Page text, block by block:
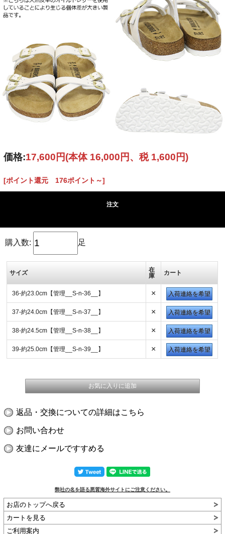
価格:17,600円(本体 16,000円、税 1,600円)
[ポイント還元 176ポイント～]
注文
購入数: 足
サイズ
在
庫
カート
36-約23.0cm【管理__S-n-36__】 × 入荷連絡を希望
37-約24.0cm【管理__S-n-37__】 × 入荷連絡を希望
38-約24.5cm【管理__S-n-38__】 × 入荷連絡を希望
39-約25.0cm【管理__S-n-39__】 × 入荷連絡を希望
返品・交換についての詳細はこちら
お問い合わせ
友達にメールですすめる
弊社の名を語る悪質海外サイトにご注意ください。
お店のトップへ戻る
カートを見る
ご利用案内